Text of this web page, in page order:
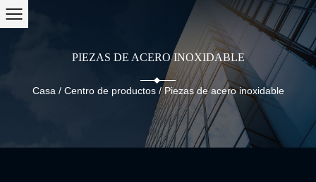
PIEZAS DE ACERO INOXIDABLE
Casa / Centro de productos/Piezas de acero inoxidable